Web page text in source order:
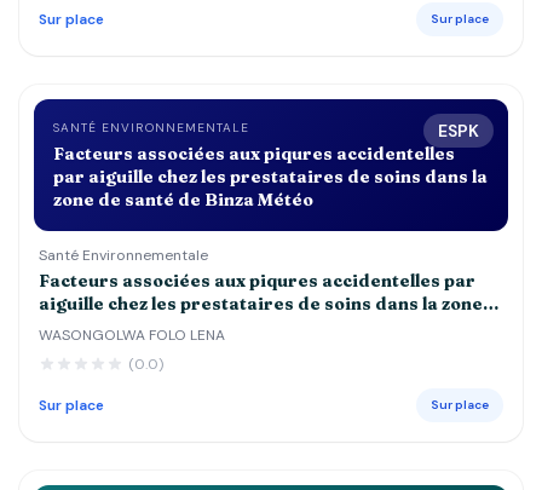
Sur place Sur place
ESPK
SANTÉ ENVIRONNEMENTALE
Facteurs associées aux piqures accidentelles
par aiguille chez les prestataires de soins dans la
zone de santé de Binza Météo
Santé Environnementale
Facteurs associées aux piqures accidentelles par
aiguille chez les prestataires de soins dans la zone
de santé de Binza Météo
WASONGOLWA FOLO LENA
(0.0)
Sur place Sur place